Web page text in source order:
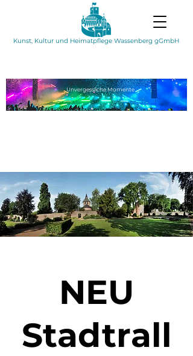
Kunst, Kultur und Heimatpflege Wassenberg gGmbH
UnvergesslicheMomente
NEU
Stadtrall